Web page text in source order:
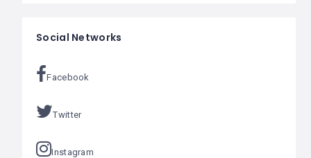
Social Networks
Facebook
Twitter
Instagram